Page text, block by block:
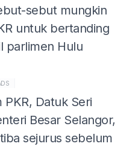
sebut mungkin
untuk bertanding
parlimen Hulu
Datuk Seri
Besar Selangor,
sejurus sebelum